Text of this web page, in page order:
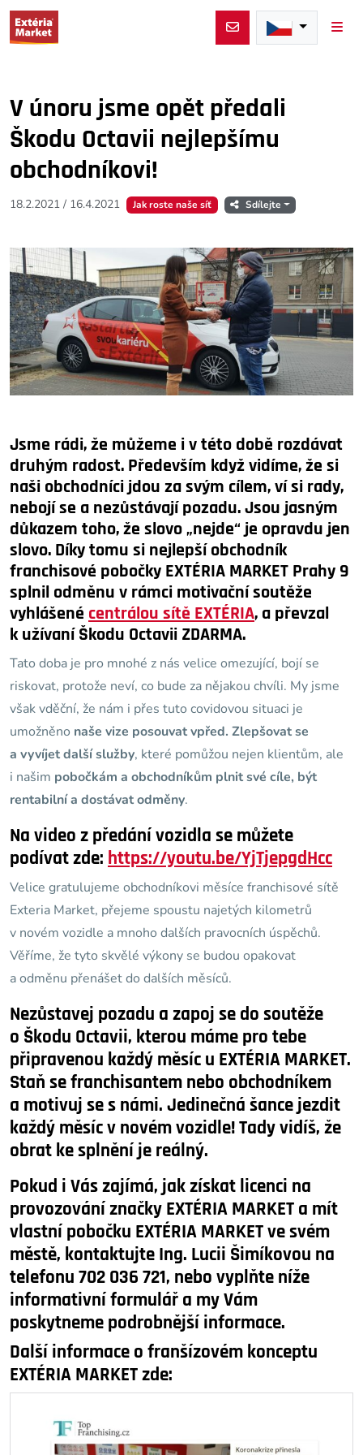
V únoru jsme opět předali
Škodu Octavii nejlepšímu
obchodníkovi!
18.2.2021 / 16.4.2021 Jak roste naše síť Sdílejte
Jsme rádi, že můžeme i v této době rozdávat
druhým radost. Především když vidíme, že si
naši obchodníci jdou za svým cílem, ví si rady,
nebojí se a nezůstávají pozadu. Jsou jasným
důkazem toho, že slovo „nejde“ je opravdu jen
slovo. Díky tomu si nejlepší obchodník
franchisové pobočky EXTÉRIA MARKET Prahy 9
splnil odměnu v rámci motivační soutěže
vyhlášené centrálou sítě EXTÉRIA, a převzal
k užívaní Škodu Octavii ZDARMA.
Tato doba je pro mnohé z nás velice omezující, bojí se
riskovat, protože neví, co bude za nějakou chvíli. My jsme
však vděční, že nám i přes tuto covidovou situaci je
umožněno naše vize posouvat vpřed. Zlepšovat se
a vyvíjet další služby, které pomůžou nejen klientům, ale
i našim pobočkám a obchodníkům plnit své cíle, být
rentabilní a dostávat odměny.
Na video z předání vozidla se můžete
podívat zde: https://youtu.be/YjTjepgdHcc
Velice gratulujeme obchodníkovi měsíce franchisové sítě
Exteria Market, přejeme spoustu najetých kilometrů
v novém vozidle a mnoho dalších pravocních úspěchů.
Věříme, že tyto skvělé výkony se budou opakovat
a odměnu přenášet do dalších měsíců.
Nezůstavej pozadu a zapoj se do soutěže
o Škodu Octavii, kterou máme pro tebe
připravenou každý měsíc u EXTÉRIA MARKET.
Staň se franchisantem nebo obchodníkem
a motivuj se s námi. Jedinečná šance jezdit
každý měsíc v novém vozidle! Tady vidíš, že
obrat ke splnění je reálný.
Pokud i Vás zajímá, jak získat licenci na
provozování značky EXTÉRIA MARKET a mít
vlastní pobočku EXTÉRIA MARKET ve svém
městě, kontaktujte Ing. Lucii Šimíkovou na
telefonu 702 036 721, nebo vyplňte níže
informativní formulář a my Vám
poskytneme podrobnější informace.
Další informace o franšízovém konceptu
EXTÉRIA MARKET zde: